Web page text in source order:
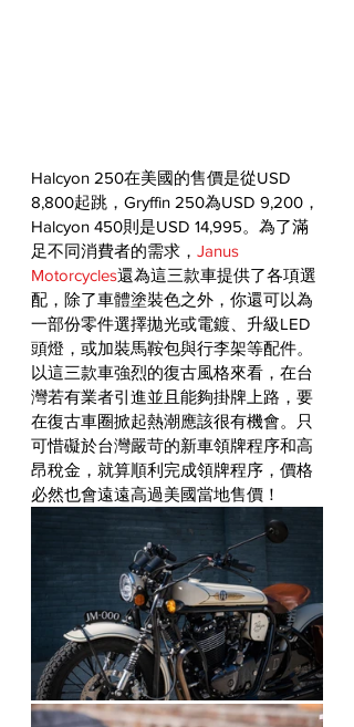
Halcyon 250在美國的售價是從USD
8,800起跳，Gryffin 250為USD 9,200，
Halcyon 450則是USD 14,995。為了滿
足不同消費者的需求， Janus
Motorcycles還為這三款車提供了各項選
配，除了車體塗裝色之外，你還可以為
一部份零件選擇拋光或電鍍、升級LED
頭燈，或加裝馬鞍包與行李架等配件。
以這三款車強烈的復古風格來看，在台
灣若有業者引進並且能夠掛牌上路，要
在復古車圈掀起熱潮應該很有機會。只
可惜礙於台灣嚴苛的新車領牌程序和高
昂稅金，就算順利完成領牌程序，價格
必然也會遠遠高過美國當地售價！